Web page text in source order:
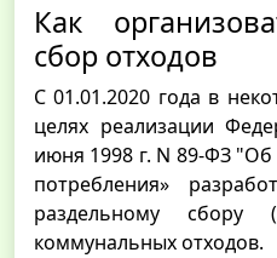
Как
сбор отходов
С 01.01.2020 года в
целях реализации
июня 1998 г. N 89-ФЗ "Об
потребления»
раздельному сбору
коммунальных отходов.